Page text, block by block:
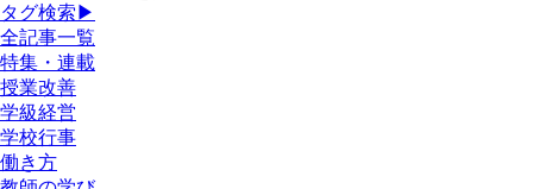
タグ検索▶
全記事一覧
特集・連載
授業改善
学級経営
学校行事
働き方